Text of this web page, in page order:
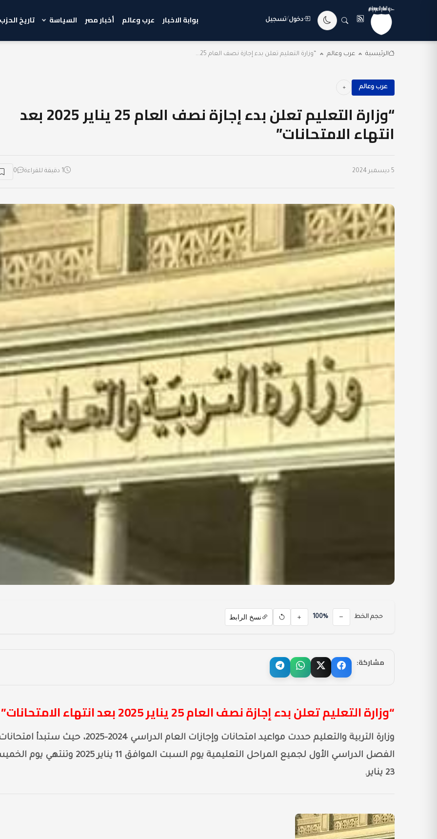
دخول/تسجيل بوابة الاخبار عرب وعالم أخبار مصر السياسة تاريخ الحزب
الرئيسية عرب وعالم “وزارة التعليم تعلن بدء إجازة نصف العام 25...
عرب وعالم
“وزارة التعليم تعلن بدء إجازة نصف العام 25 يناير 2025 بعد
انتهاء الامتحانات”
5 ديسمبر 2024 1 دقيقة للقراءة 0
حجم الخط 100% نسخ الرابط
مشاركة:
“وزارة التعليم تعلن بدء إجازة نصف العام 25 يناير 2025 بعد انتهاء الامتحانات”
وزارة التربية والتعليم حددت مواعيد امتحانات وإجازات العام الدراسي 2024-2025، حيث ستبدأ
الفصل الدراسي الأول لجميع المراحل التعليمية يوم السبت الموافق 11 يناير 2025
23 يناير.